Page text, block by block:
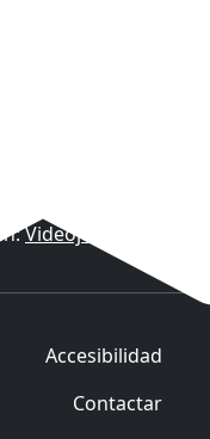
en:Videojuegos
Accesibilidad
Contactar